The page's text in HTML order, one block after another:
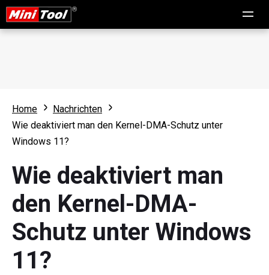
Home
Nachrichten
Wie deaktiviert man den Kernel-DMA-Schutz unter
Windows 11?
Wie deaktiviert man
den Kernel-DMA-
Schutz unter Windows
11?